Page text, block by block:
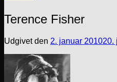
Terence Fisher
Udgivet den 2. januar 201020.